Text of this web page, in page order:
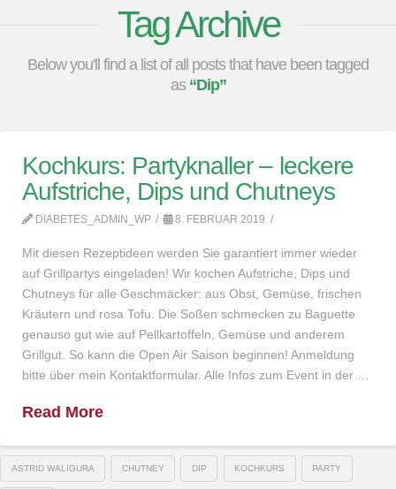
Tag Archive
Below you'll find a list of all posts that have been tagged
as “Dip”
Kochkurs: Partyknaller – leckere
Aufstriche, Dips und Chutneys
DIABETES_ADMIN_WP 8. FEBRUAR 2019
Mit diesen Rezeptideen werden Sie garantiert immer wieder
auf Grillpartys eingeladen! Wir kochen Aufstriche, Dips und
Chutneys für alle Geschmäcker: aus Obst, Gemüse, frischen
Kräutern und rosa Tofu. Die Soßen schmecken zu Baguette
genauso gut wie auf Pellkartoffeln, Gemüse und anderem
Grillgut. So kann die Open Air Saison beginnen! Anmeldung
bitte über mein Kontaktformular. Alle Infos zum Event in der …
Read More
ASTRID WALIGURA CHUTNEY DIP KOCHKURS PARTY